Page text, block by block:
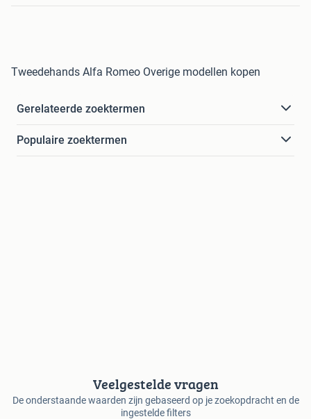
Tweedehands Alfa Romeo Overige modellen kopen
Gerelateerde zoektermen
Populaire zoektermen
Veelgestelde vragen
De onderstaande waarden zijn gebaseerd op je zoekopdracht en de
ingestelde filters